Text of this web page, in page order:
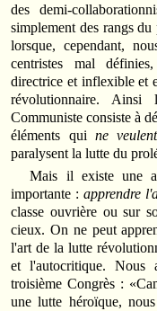
des demi-
simplement des rangs
lorsque, cependant,
centristes mal
directrice et inflexible et
révolutionnaire. Ainsi
Communiste consiste à
éléments qui ne
paralysent la lutte du
Mais il existe une
importante :apprendre
classe ouvrière ou sur
cieux. On ne peut
l'art de la lutte
et l'autocritique. Nous
troisième Congrès :
une lutte héroïque,